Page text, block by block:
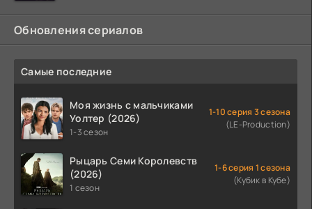
Обновления сериалов
Самые последние
Моя жизнь с мальчиками
Уолтер (2026)
1-3 сезон
1-10 серия 3 сезона
(LE-Production)
Рыцарь Семи Королевств
(2026)
1 сезон
1-6 серия 1 сезона
(Кубик в Кубе)